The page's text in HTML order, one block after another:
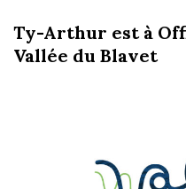
Ty-Arthur est à
Vallée du Blavet